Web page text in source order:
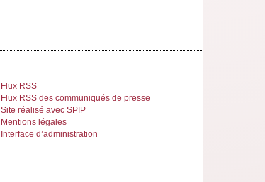
Flux RSS
Flux RSS des communiqués de presse
Site réalisé avec SPIP
Mentions légales
Interface d’administration